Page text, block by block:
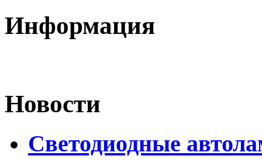
Информация
Новости
Светодиодные